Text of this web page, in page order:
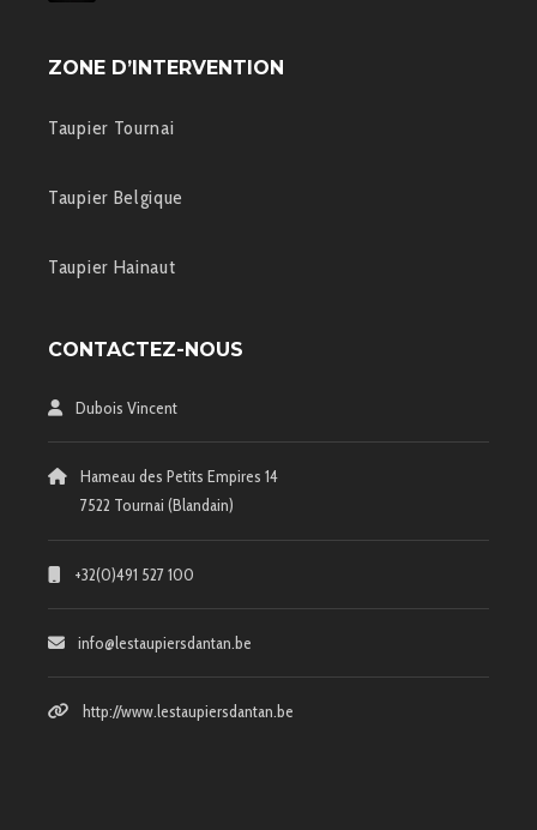
ZONE D’INTERVENTION
Taupier Tournai
Taupier Belgique
Taupier Hainaut
CONTACTEZ-NOUS
Dubois Vincent
Hameau des Petits Empires 14
7522 Tournai (Blandain)
+32(0)491 527 100
info@lestaupiersdantan.be
http://www.lestaupiersdantan.be